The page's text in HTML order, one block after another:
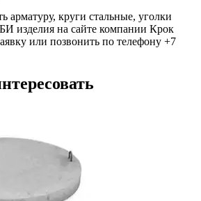
арматуру, круги стальные, уголки
изделия на сайте компании Крок
или позвонить по телефону +7